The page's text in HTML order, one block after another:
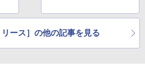
リース］の他の記事を見る